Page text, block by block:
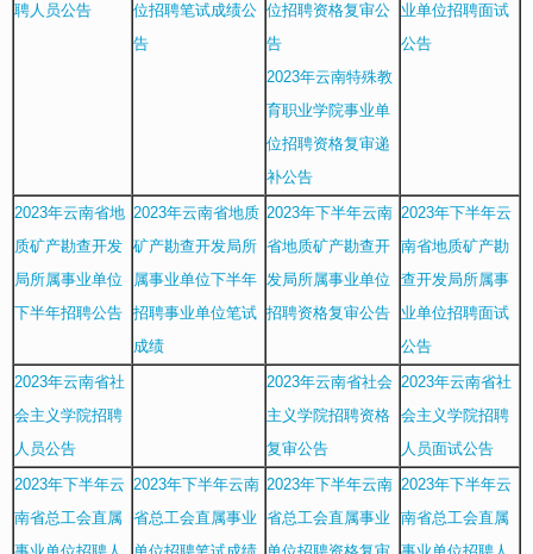
聘人员公告
位招聘笔试成绩公
告
位招聘资格复审公
告
2023年云南特殊教
育职业学院事业单
位招聘资格复审递
补公告
业单位招聘面试
公告
2023年云南省地
质矿产勘查开发
局所属事业单位
下半年招聘公告
2023年云南省地质
矿产勘查开发局所
属事业单位下半年
招聘事业单位笔试
成绩
2023年下半年云南
省地质矿产勘查开
发局所属事业单位
招聘资格复审公告
2023年下半年云
南省地质矿产勘
查开发局所属事
业单位招聘面试
公告
2023年云南省社
会主义学院招聘
人员公告
2023年云南省社会
主义学院招聘资格
复审公告
2023年云南省社
会主义学院招聘
人员面试公告
2023年下半年云
南省总工会直属
2023年下半年云南
省总工会直属事业
2023年下半年云南
省总工会直属事业
2023年下半年云
南省总工会直属